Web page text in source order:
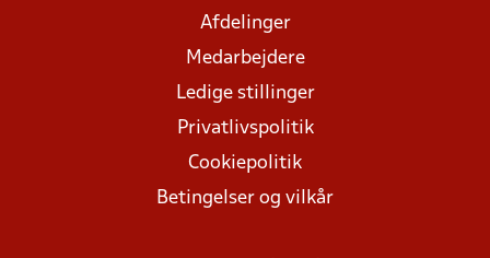
Afdelinger
Medarbejdere
Ledige stillinger
Privatlivspolitik
Cookiepolitik
Betingelser og vilkår